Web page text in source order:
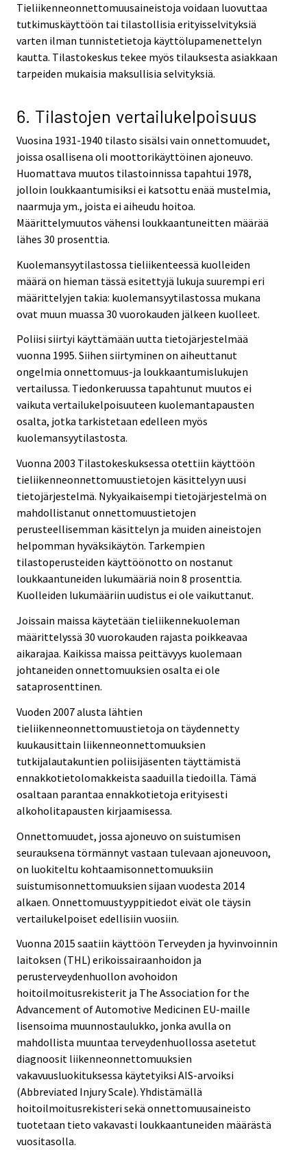
Tieliikenneonnettomuusaineistoja voidaan luovuttaa
tutkimuskäyttöön tai tilastollisia erityisselvityksiä
varten ilman tunnistetietoja käyttölupamenettelyn
kautta. Tilastokeskus tekee myös tilauksesta asiakkaan
tarpeiden mukaisia maksullisia selvityksiä.
6. Tilastojen vertailukelpoisuus
Vuosina 1931-1940 tilasto sisälsi vain onnettomuudet,
joissa osallisena oli moottorikäyttöinen ajoneuvo.
Huomattava muutos tilastoinnissa tapahtui 1978,
jolloin loukkaantumisiksi ei katsottu enää mustelmia,
naarmuja ym., joista ei aiheudu hoitoa.
Määrittelymuutos vähensi loukkaantuneitten määrää
lähes 30 prosenttia.
Kuolemansyytilastossa tieliikenteessä kuolleiden
määrä on hieman tässä esitettyjä lukuja suurempi eri
määrittelyjen takia: kuolemansyytilastossa mukana
ovat muun muassa 30 vuorokauden jälkeen kuolleet.
Poliisi siirtyi käyttämään uutta tietojärjestelmää
vuonna 1995. Siihen siirtyminen on aiheuttanut
ongelmia onnettomuus-ja loukkaantumislukujen
vertailussa. Tiedonkeruussa tapahtunut muutos ei
vaikuta vertailukelpoisuuteen kuolemantapausten
osalta, jotka tarkistetaan edelleen myös
kuolemansyytilastosta.
Vuonna 2003 Tilastokeskuksessa otettiin käyttöön
tieliikenneonnettomuustietojen käsittelyyn uusi
tietojärjestelmä. Nykyaikaisempi tietojärjestelmä on
mahdollistanut onnettomuustietojen
perusteellisemman käsittelyn ja muiden aineistojen
helpomman hyväksikäytön. Tarkempien
tilastoperusteiden käyttöönotto on nostanut
loukkaantuneiden lukumääriä noin 8 prosenttia.
Kuolleiden lukumääriin uudistus ei ole vaikuttanut.
Joissain maissa käytetään tieliikennekuoleman
määrittelyssä 30 vuorokauden rajasta poikkeavaa
aikarajaa. Kaikissa maissa peittävyys kuolemaan
johtaneiden onnettomuuksien osalta ei ole
sataprosenttinen.
Vuoden 2007 alusta lähtien
tieliikenneonnettomuustietoja on täydennetty
kuukausittain liikenneonnettomuuksien
tutkijalautakuntien poliisijäsenten täyttämistä
ennakkotietolomakkeista saaduilla tiedoilla. Tämä
osaltaan parantaa ennakkotietoja erityisesti
alkoholitapausten kirjaamisessa.
Onnettomuudet, jossa ajoneuvo on suistumisen
seurauksena törmännyt vastaan tulevaan ajoneuvoon,
on luokiteltu kohtaamisonnettomuuksiin
suistumisonnettomuuksien sijaan vuodesta 2014
alkaen. Onnettomuustyyppitiedot eivät ole täysin
vertailukelpoiset edellisiin vuosiin.
Vuonna 2015 saatiin käyttöön Terveyden ja hyvinvoinnin
laitoksen (THL) erikoissairaanhoidon ja
perusterveydenhuollon avohoidon
hoitoilmoitusrekisterit ja The Association for the
Advancement of Automotive Medicinen EU-maille
lisensoima muunnostaulukko, jonka avulla on
mahdollista muuntaa terveydenhuollossa asetetut
diagnoosit liikenneonnettomuuksien
vakavuusluokituksessa käytetyiksi AIS-arvoiksi
(Abbreviated Injury Scale). Yhdistämällä
hoitoilmoitusrekisteri sekä onnettomuusaineisto
tuotetaan tieto vakavasti loukkaantuneiden määrästä
vuositasolla.